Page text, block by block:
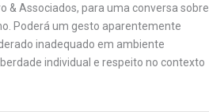
& Associados, para uma conversa sobre
Poderá um gesto aparentemente
inadequado em ambiente
individual e respeito no contexto